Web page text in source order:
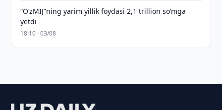
“O‘zMIJ”ning yarim yillik foydasi 2,1 trillion so‘mga
yetdi
18:10 · 03/08